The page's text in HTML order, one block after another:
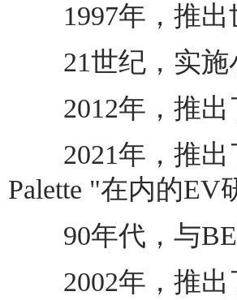
1997年，推出
21世纪，实施
2012年，推出
2021年，推出
Palette "在内的
90年代，与
2002年，推出